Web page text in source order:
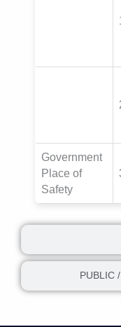
PUBLIC
Government
Place of
Safety